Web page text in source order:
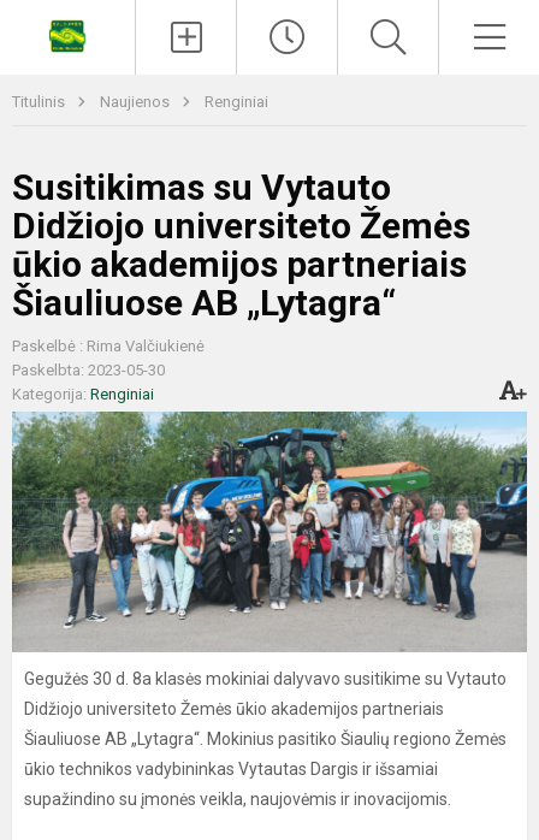
Titulinis Naujienos Renginiai
Susitikimas su Vytauto
Didžiojo universiteto Žemės
ūkio akademijos partneriais
Šiauliuose AB „Lytagra“
Paskelbė : Rima Valčiukienė
Paskelbta: 2023-05-30
Kategorija: Renginiai
Gegužės 30 d. 8a klasės mokiniai dalyvavo susitikime su Vytauto
Didžiojo universiteto Žemės ūkio akademijos partneriais
Šiauliuose AB „Lytagra“. Mokinius pasitiko Šiaulių regiono Žemės
ūkio technikos vadybininkas Vytautas Dargis ir išsamiai
supažindino su įmonės veikla, naujovėmis ir inovacijomis.